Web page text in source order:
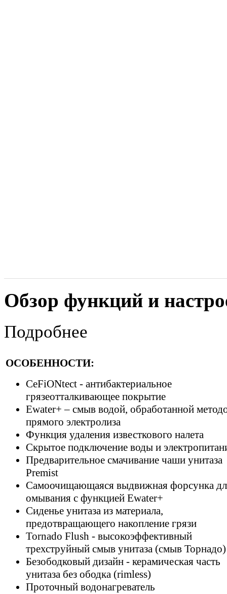
Обзор функций и
Подробнее
ОСОБЕННОСТИ:
CeFiONtect - антибактериальное
грязеотталкивающее покрытие
Ewater+ – смыв водой, обработанной
прямого электролиза
Функция удаления известкового налета
Скрытое подключение воды и
Предварительное смачивание чаши унитаза
Premist
Самоочищающаяся выдвижная форсунка
омывания с функцией Ewater+
Сиденье унитаза из материала,
предотвращающего накопление грязи
Tornado Flush - высокоэффективный
трехструйный смыв унитаза (смыв Торнадо)
Безободковый дизайн - керамическая часть
унитаза без ободка (rimless)
Проточный водонагреватель